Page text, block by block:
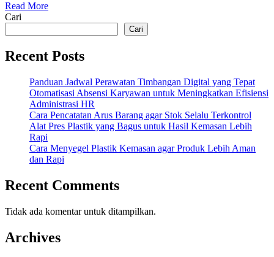
Praktis
dan
Read More
Cari
Cari
Recent Posts
Panduan Jadwal Perawatan Timbangan Digital yang Tepat
Otomatisasi Absensi Karyawan untuk Meningkatkan Efisiensi
Administrasi HR
Cara Pencatatan Arus Barang agar Stok Selalu Terkontrol
Alat Pres Plastik yang Bagus untuk Hasil Kemasan Lebih
Rapi
Cara Menyegel Plastik Kemasan agar Produk Lebih Aman
dan Rapi
Recent Comments
Tidak ada komentar untuk ditampilkan.
Archives